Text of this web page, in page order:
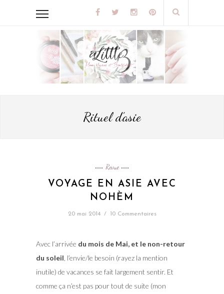
Rituel d’asie
Revue
VOYAGE EN ASIE AVEC
NOHÈM
20 mai 2014 / 10 Commentaires
Avec l’arrivée du mois de Mai, et le non-retour
du soleil, l’envie/le besoin (rayez la mention
inutile) de vacances se fait largement sentir. Et
comme ça n’est pas pour tout de suite (mon